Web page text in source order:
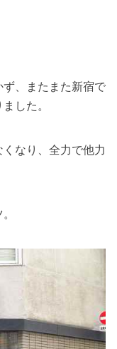
、またまた新宿で
した。
なり、全力で他力